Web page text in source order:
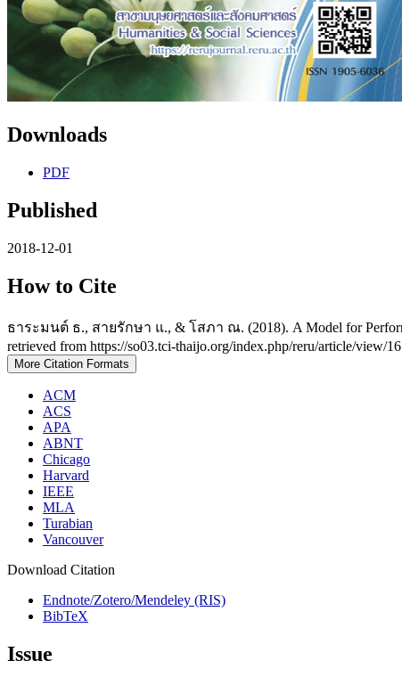
Downloads
PDF
Published
2018-12-01
How to Cite
ธาระมนต์ ธ., สายรักษา แ., & โสภา ณ. (2018). A Model for
retrieved from https://so03.tci-thaijo.org/index.php/reru/article/view/
More Citation Formats
ACM
ACS
APA
ABNT
Chicago
Harvard
IEEE
MLA
Turabian
Vancouver
Download Citation
Endnote/Zotero/Mendeley (RIS)
BibTeX
Issue